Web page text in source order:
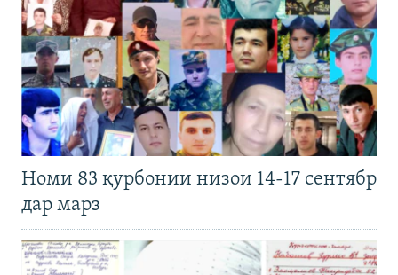
Номи 83 қурбонии низои 14-17 сентябр
дар марз